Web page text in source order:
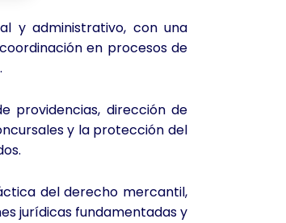
y administrativo, con una
en procesos de
providencias, dirección de
y la protección del
del derecho mercantil,
jurídicas fundamentadas y